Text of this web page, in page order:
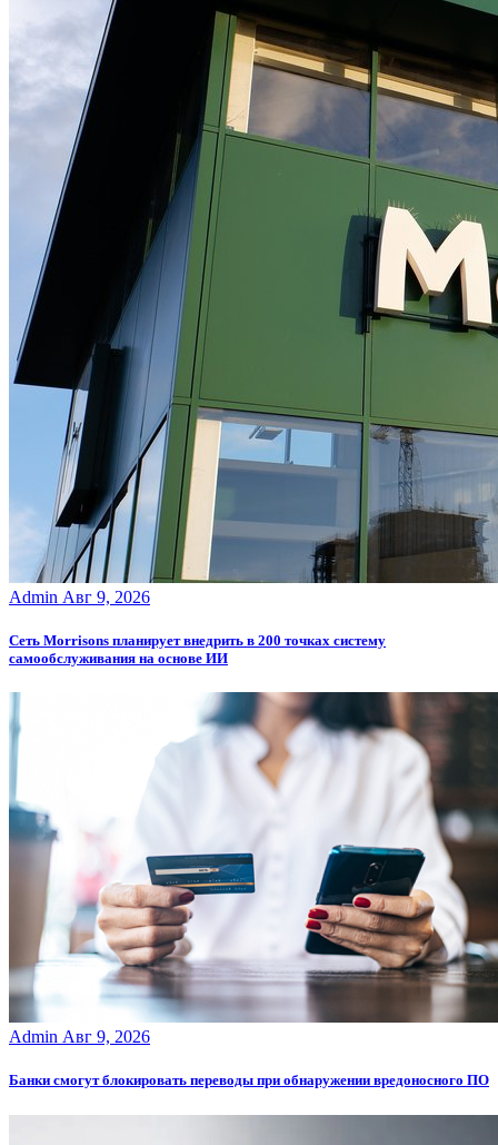
Admin Авг 9, 2026
Сеть Morrisons планирует внедрить в 200 точках систему
самообслуживания на основе ИИ
Admin Авг 9, 2026
Банки смогут блокировать переводы при обнаружении вредоносного ПО